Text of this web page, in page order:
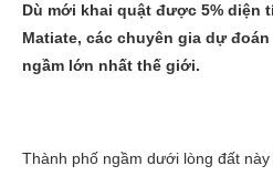
Dù mới khai quật được 5% diện
Matiate, các chuyên gia dự
ngầm lớn nhất thế giới.
Thành phố ngầm dưới lòng đất